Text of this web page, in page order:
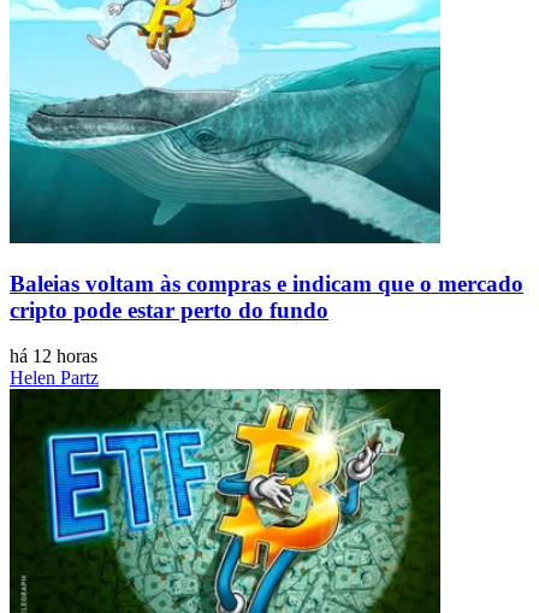
Baleias voltam às compras e indicam que o mercado
cripto pode estar perto do fundo
há 12 horas
Helen Partz